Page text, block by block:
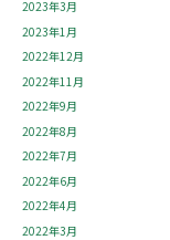
2023年3月
2023年1月
2022年12月
2022年11月
2022年9月
2022年8月
2022年7月
2022年6月
2022年4月
2022年3月